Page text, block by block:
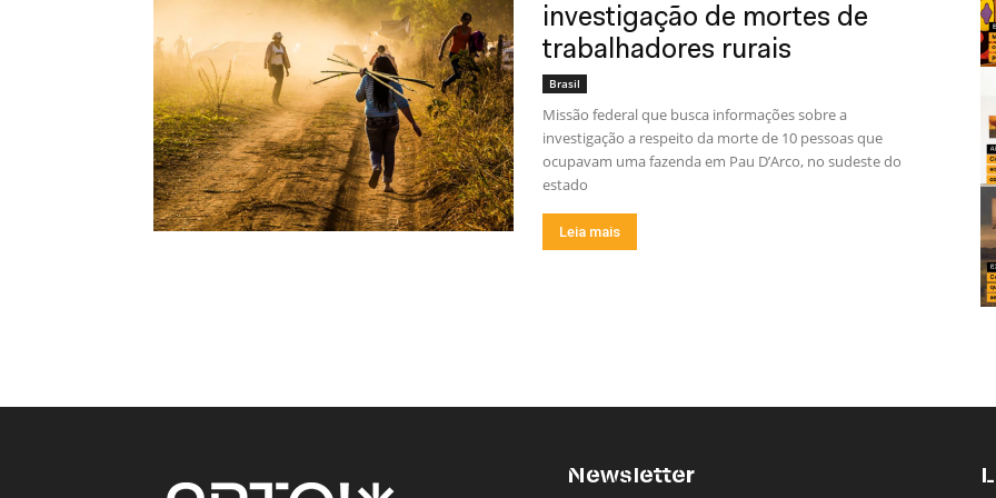
investigação de mortes de
trabalhadores rurais
Brasil
Missão federal que busca informações sobre a
investigação a respeito da morte de 10 pessoas que
ocupavam uma fazenda em Pau D’Arco, no sudeste do
estado
Leia mais
Newsletter